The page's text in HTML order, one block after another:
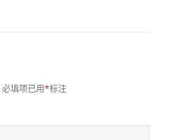
必填项已用*标注